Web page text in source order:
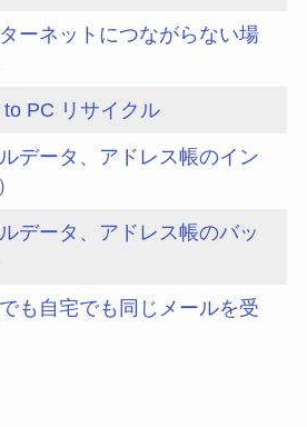
ーネットにつながらない場
to PC リサイクル
データ、アドレス帳のイン
データ、アドレス帳のバッ
も自宅でも同じメールを受